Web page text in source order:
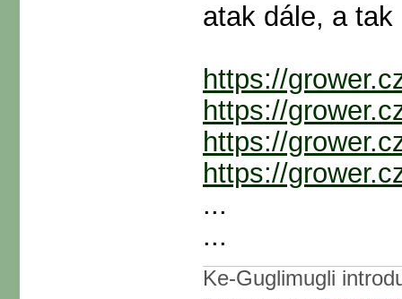
atak dále, a tak
https://
https://
https://
https://
...
...
Ke-Guglimugli